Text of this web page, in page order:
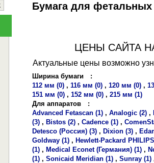
Бумага для
ЦЕНЫ САЙТА
Актуальные цены возможно
Ширина бумаги
:
112 мм (0) , 116 мм (0) , 120 мм (0) ,
151 мм (0) , 152 мм (0) , 215 мм (1)
Для аппаратов
:
Advanced Fetascan (1) , Analogic (2) ,
(3) , Bistos (2) , Cadence (1) ,
Detesco (Россия) (3) , Dixion (3) ,
Goldway (1) , Hewlett-Packard
(1) , Medical Econet (Германия) (1) ,
(1) , Sonicaid Meridian (1) , Sunray (1)